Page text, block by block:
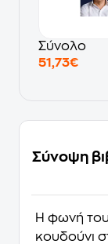
Σύνολο
51,73€
Σύνοψη
H φωνή
κουδούνι